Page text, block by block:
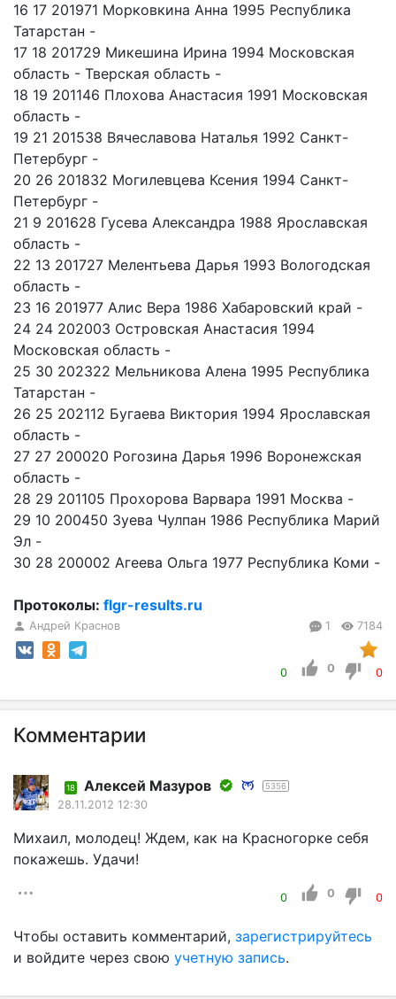
16 17 201971 Морковкина Анна 1995 Республика
Татарстан -
17 18 201729 Микешина Ирина 1994 Московская
область - Тверская область -
18 19 201146 Плохова Анастасия 1991 Московская
область -
19 21 201538 Вячеславова Наталья 1992 Санкт-
Петербург -
20 26 201832 Могилевцева Ксения 1994 Санкт-
Петербург -
21 9 201628 Гусева Александра 1988 Ярославская
область -
22 13 201727 Мелентьева Дарья 1993 Вологодская
область -
23 16 201977 Алис Вера 1986 Хабаровский край -
24 24 202003 Островская Анастасия 1994
Московская область -
25 30 202322 Мельникова Алена 1995 Республика
Татарстан -
26 25 202112 Бугаева Виктория 1994 Ярославская
область -
27 27 200020 Рогозина Дарья 1996 Воронежская
область -
28 29 201105 Прохорова Варвара 1991 Москва -
29 10 200450 Зуева Чулпан 1986 Республика Марий
Эл -
30 28 200002 Агеева Ольга 1977 Республика Коми -
Протоколы: flgr-results.ru
Андрей Краснов 1 7184
0 0 0
Комментарии
18 Алексей Мазуров 5356
28.11.2012 12:30
Михаил, молодец! Ждем, как на Красногорке себя
покажешь. Удачи!
0 0 0
Чтобы оставить комментарий, зарегистрируйтесь
и войдите через свою учетную запись.